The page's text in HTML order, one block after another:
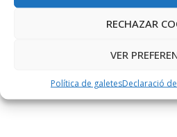
RECHAZAR
VER
Política de galetesDeclaració